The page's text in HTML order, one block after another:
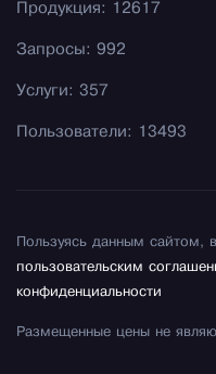
Продукция: 12617
Запросы: 992
Услуги: 357
Пользователи: 13493
Пользуясь данным сайтом,
пользовательским
конфиденциальности
Размещенные цены не